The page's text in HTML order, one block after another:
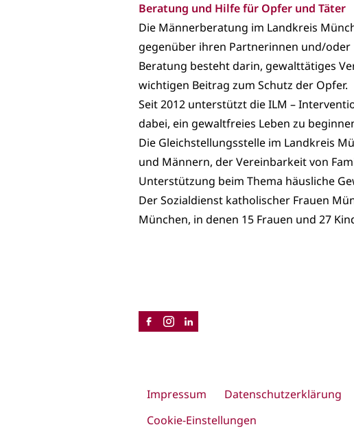
Beratung und Hilfe für Opfer und Täter
Die Männerberatung im Landkreis
gegenüber ihren Partnerinnen und/
Beratung besteht darin, gewalttätiges
wichtigen Beitrag zum Schutz der Opfer.
Seit 2012 unterstützt die ILM –
dabei, ein gewaltfreies Leben zu
Die Gleichstellungsstelle im Landkreis
und Männern, der Vereinbarkeit von
Unterstützung beim Thema häusliche
Der Sozialdienst katholischer Frauen
München, in denen 15 Frauen und 27
Impressum Datenschutzerklärung
Cookie-Einstellungen